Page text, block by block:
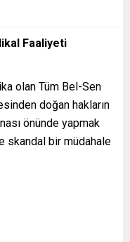
Faaliyeti
olan Tüm Bel-Sen
doğan hakların
önünde yapmak
skandal bir müdahale